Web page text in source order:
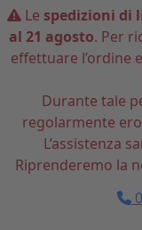
Le spedizioni di
al 21 agosto. Per
effettuare l’ordine
Durante tale
regolarmente
L’assistenza
Riprenderemo la